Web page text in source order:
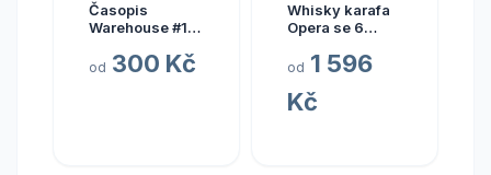
Časopis
Warehouse #1
od 300 Kč
Whisky karafa
Opera se 6
2,55l
od 1 596
Kč